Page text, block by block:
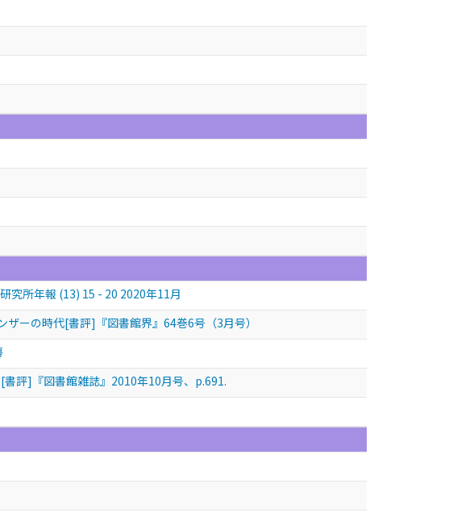
究所年報 (13) 15 - 20 2020年11月
ーの時代[書評]『図書館界』64巻6号（3月号）
評]『図書館雑誌』2010年10月号、p.691.